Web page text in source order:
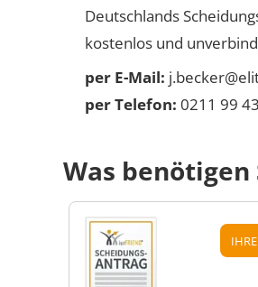
Deutschlands
kostenlos und
per E-Mail:
per Telefon: 0211 99
Was benötigen